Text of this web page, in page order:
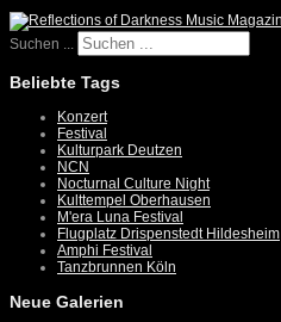
Suchen ...
Beliebte Tags
Konzert
Festival
Kulturpark Deutzen
NCN
Nocturnal Culture Night
Kulttempel Oberhausen
M'era Luna Festival
Flugplatz Drispenstedt Hildesheim
Amphi Festival
Tanzbrunnen Köln
Neue Galerien